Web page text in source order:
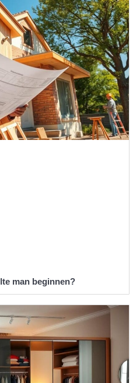
man beginnen?